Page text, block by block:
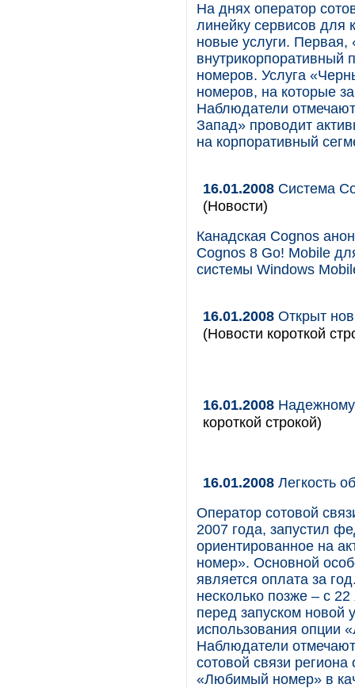
На днях оператор
линейку сервисов для
новые услуги. Первая,
внутрикорпоративный
номеров. Услуга
номеров, на которые
Наблюдатели
Запад» проводит
на корпоративный
16.01.2008 Система
(Новости)
Канадская Cognos
Cognos 8 Go! Mobile
системы Windows
16.01.2008 Открыт
(Новости короткой
16.01.2008
короткой строкой)
16.01.2008 Легкость
Оператор сотовой
2007 года, запустил
ориентированное на
номер». Основной
является оплата за
несколько позже – с
перед запуском новой
использования опции
Наблюдатели
сотовой связи
«Любимый номер» в